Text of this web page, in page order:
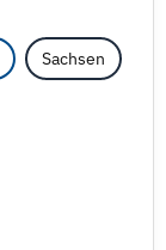
Sachsen